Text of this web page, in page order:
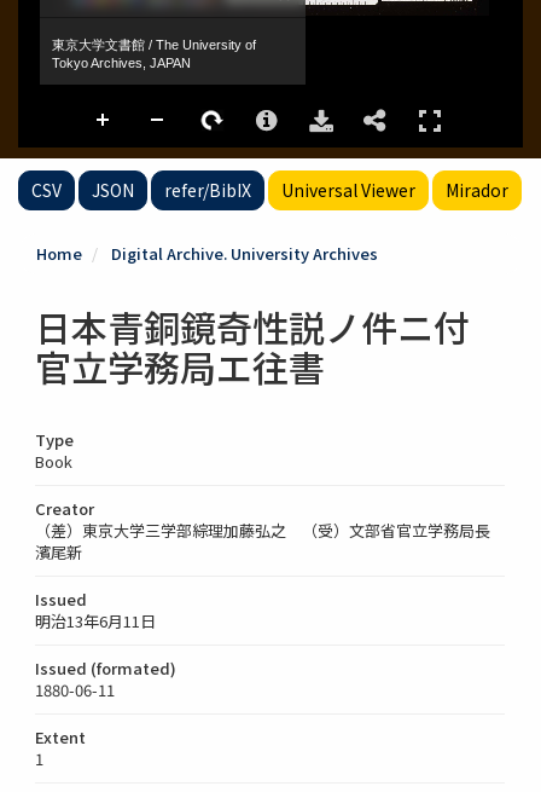
CSV JSON refer/BibIX Universal Viewer Mirador
Home Digital Archive. University Archives
日本青銅鏡奇性説ノ件ニ付
官立学務局エ往書
Type
Book
Creator
（差）東京大学三学部綜理加藤弘之 （受）文部省官立学務局長
濱尾新
Issued
明治13年6月11日
Issued (formated)
1880-06-11
Extent
1